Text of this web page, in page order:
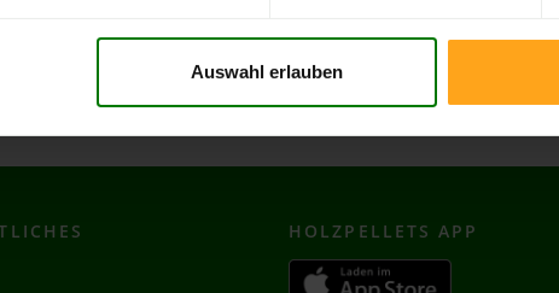
Auswahl erlauben
HOLZPELLETS APP